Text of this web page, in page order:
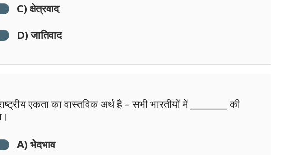
C) क्षेत्रवाद
D) जातिवाद
एकता का वास्तविक अर्थ है – सभी भारतीयों में ________ की
A) भेदभाव